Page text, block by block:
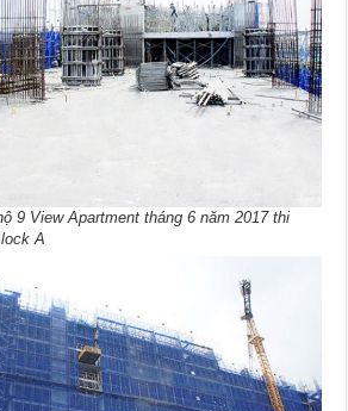
9 View Apartment tháng 6 năm 2017 thi
A